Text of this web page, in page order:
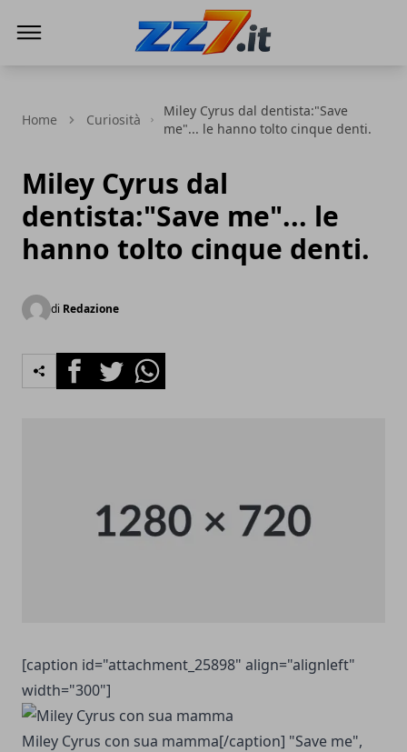
Home Curiosità
Miley Cyrus dal dentista:"Save
me"... le hanno tolto cinque denti.
Miley Cyrus dal
dentista:"Save me"... le
hanno tolto cinque denti.
di Redazione
FacebookTwitterWhatsapp
[caption id="attachment_25898" align="alignleft"
width="300"]
Miley Cyrus con sua mamma[/caption] "Save me",